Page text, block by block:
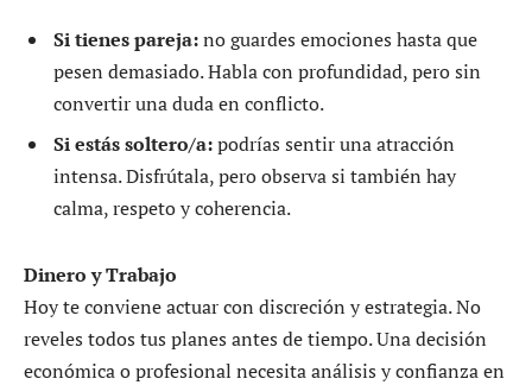
Si tienes pareja:no guardes emociones hasta que
pesen demasiado. Habla con profundidad, pero sin
convertir una duda en conflicto.
Si estás soltero/a:podrías sentir una atracción
intensa. Disfrútala, pero observa si también hay
calma, respeto y coherencia.
Dinero y Trabajo
Hoy te conviene actuar con discreción y estrategia. No
reveles todos tus planes antes de tiempo. Una decisión
económica o profesional necesita análisis y confianza en